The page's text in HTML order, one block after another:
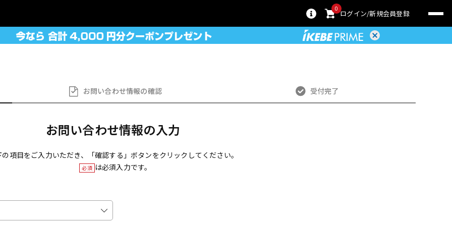
0
ログイン 新規会員登録
お問い合わせ情報の確認 受付完了
お問い合わせ情報の入力
の項目をご入力いただき、「確認する」ボタンをクリックしてください。
必須 は必須入力です。